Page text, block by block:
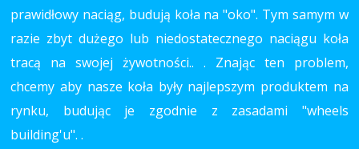
prawidłowy naciąg, budują koła na "oko". Tym samym w
razie zbyt dużego lub niedostatecznego naciągu koła
tracą na swojej żywotności.. . Znając ten problem,
chcemy aby nasze koła były najlepszym produktem na
rynku, budując je zgodnie z zasadami "wheels
building'u". .